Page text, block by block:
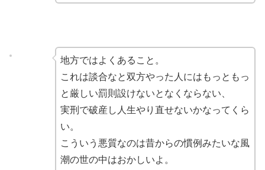
地方ではよくあること。
これは談合なと双方やった人にはもっともっ
と厳しい罰則設けないとなくならない、
実刑で破産し人生やり直せないかなってくら
い。
こういう悪質なのは昔からの慣例みたいな風
潮の世の中はおかしいよ。